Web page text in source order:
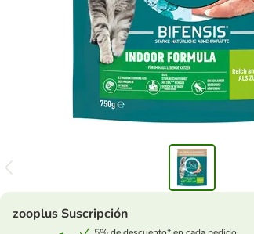
zooplus Suscripción